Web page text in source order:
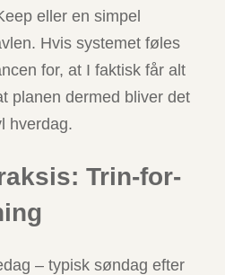
eller en simpel
Hvis systemet føles
for, at I faktisk får alt
planen dermed bliver det
hverdag.
Trin-for-
– typisk søndag efter